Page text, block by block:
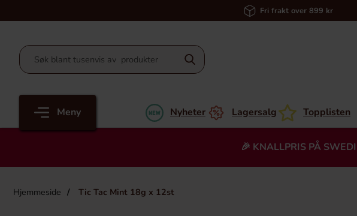
Fri frakt over 899 kr
Meny Nyheter Lagersalg Topplisten
🎉 KNALLPRIS PÅ
Hjemmeside Tic Tac Mint 18g x 12st